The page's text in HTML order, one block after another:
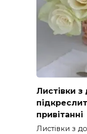
Листівки
привітанні
Листівки з